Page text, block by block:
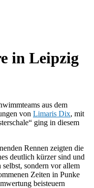
in Leipzig
aus dem
von Limaris Dix, mit
ging in diesem
Rennen zeigten die
deutlich kürzer sind und
sondern vor allem
Zeiten in Punke
beisteuern